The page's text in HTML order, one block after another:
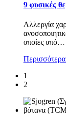
9 φυσικές
Αλλεργία
οποίες υπό…
1
2